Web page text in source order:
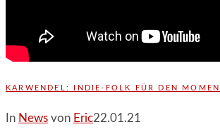
KARWENDEL: INDIE-FOLK FÜR DEN
In News von Eric22.01.21